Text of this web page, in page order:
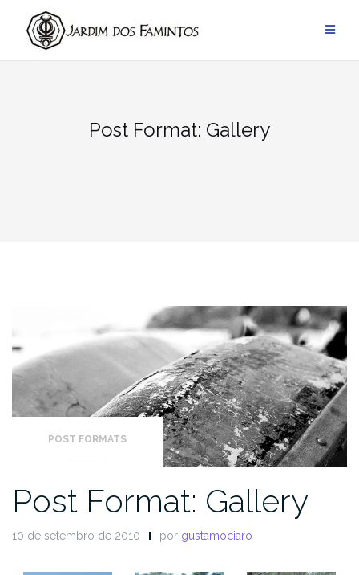
conteúdo
Post Format: Gallery
POST FORMATS
Post Format: Gallery
10 de setembro de 2010 por gustamociaro